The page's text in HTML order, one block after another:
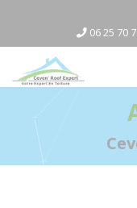
06 25 70